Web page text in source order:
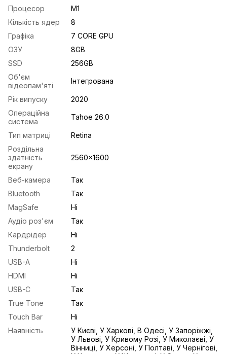
Процесор
M1
Кількість ядер
8
Графіка
7 CORE GPU
ОЗУ
8GB
SSD
256GB
Об'єм
відеопам'яті
Інтегрована
Рік випуску
2020
Операційна
система
Tahoe 26.0
Тип матриці
Retina
Роздільна
здатність
екрану
2560x1600
Веб-камера
Так
Bluetooth
Так
MagSafe
Ні
Аудіо роз'єм
Так
Кардрідер
Ні
Thunderbolt
2
USB-A
Ні
HDMI
Ні
USB-С
Так
True Tone
Так
Touch Bar
Ні
Наявність
У Києві, У Харкові, В Одесі, У Запоріжжі,
У Львові, У Кривому Розі, У Миколаєві, У
Вінниці, У Херсоні, У Полтаві, У Чернігові,